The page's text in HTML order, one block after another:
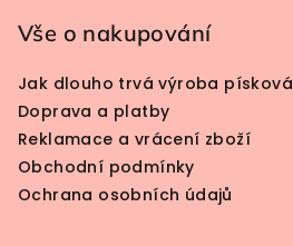
Vše o nakupování
Jak dlouho trvá výroba
Doprava a platby
Reklamace a vrácení zboží
Obchodní podmínky
Ochrana osobních údajů